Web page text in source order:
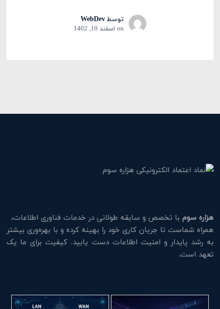
توسطWebDev
on اسفند 10, 1402
هزاره سوم با تخصص و سابقه طولانی در خدمات فناوری اطلاعات،
همراه شماست تا جریان کاری خود را بهینه کرده و با بهره‌وری بیشتر
به رشد پایدار و امنیت اطلاعات دست یابید. کیفیت برای ما یک
تعهد است.